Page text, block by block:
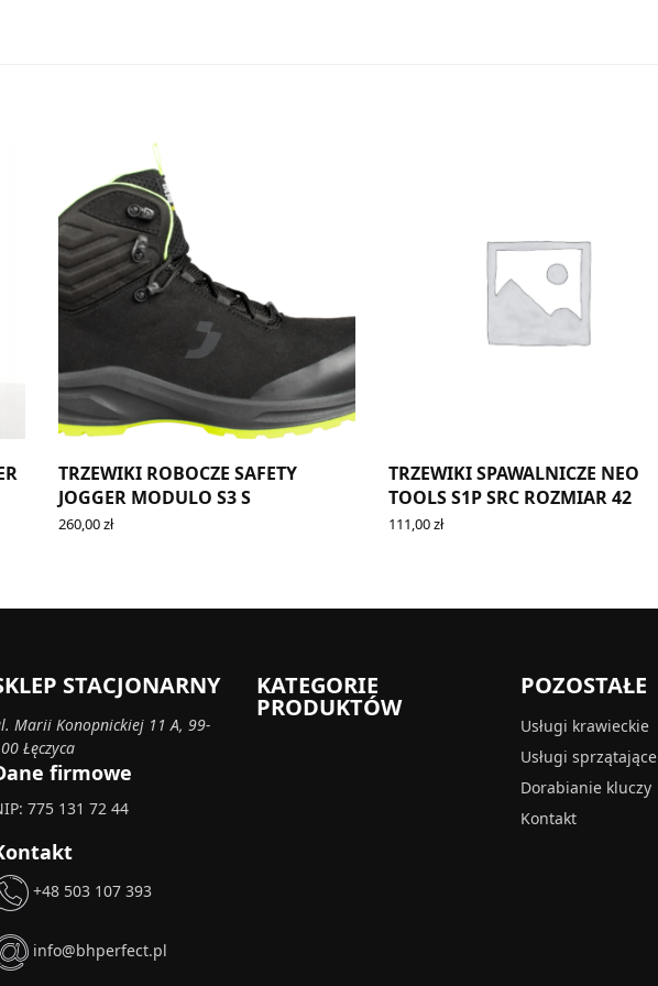
TRZEWIKI ROBOCZE SAFETY
JOGGER MODULO S3 S
260,00zł
TRZEWIKI SPAWALNICZE NEO
TOOLS S1P SRC ROZMIAR 42
111,00zł
STACJONARNY
Marii Konopnickiej 11 A, 99-
Łęczyca
firmowe
775 131 72 44
+48 503 107 393
info@bhperfect.pl
KATEGORIE
PRODUKTÓW
POZOSTAŁE
Usługi krawieckie
Usługi sprzątające
Dorabianie kluczy
Kontakt